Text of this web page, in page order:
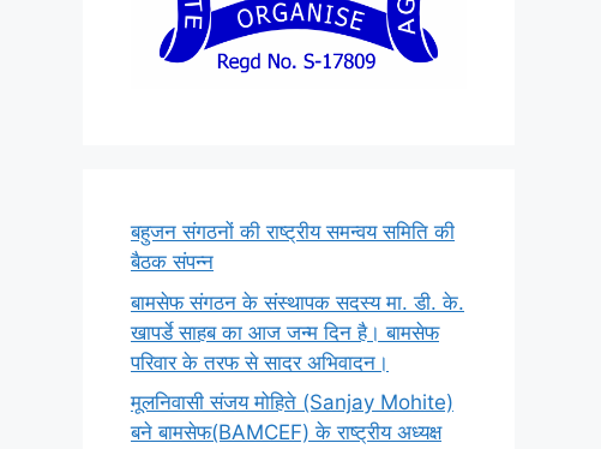
बहुजन संगठनों की राष्ट्रीय समन्वय समिति की
बैठक संपन्न
बामसेफ संगठन के संस्थापक सदस्य मा. डी. के.
खापर्डे साहब का आज जन्म दिन है। बामसेफ
परिवार के तरफ से सादर अभिवादन।
मूलनिवासी संजय मोहिते (Sanjay Mohite)
बने बामसेफ(BAMCEF) के राष्ट्रीय अध्यक्ष